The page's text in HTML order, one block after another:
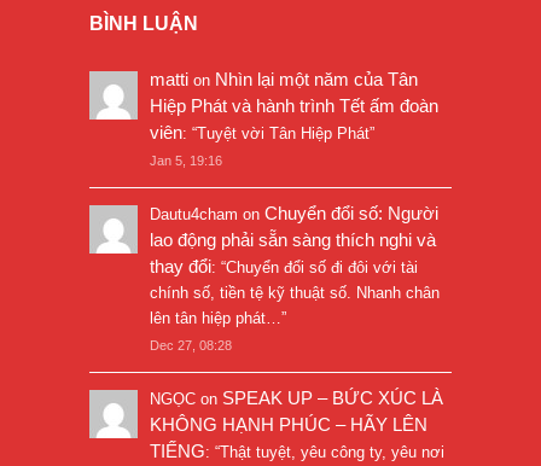
BÌNH LUẬN
matti on Nhìn lại một năm của Tân
Hiệp Phát và hành trình Tết ấm đoàn
viên: “Tuyệt vời Tân Hiệp Phát”
Jan 5, 19:16
Dautu4cham on Chuyển đổi số: Người
lao động phải sẵn sàng thích nghi và
thay đổi: “Chuyển đổi số đi đôi với tài
chính số, tiền tệ kỹ thuật số. Nhanh chân
lên tân hiệp phát… ”
Dec 27, 08:28
NGỌC on SPEAK UP – BỨC XÚC LÀ
KHÔNG HẠNH PHÚC – HÃY LÊN
TIẾNG: “Thật tuyệt, yêu công ty, yêu nơi